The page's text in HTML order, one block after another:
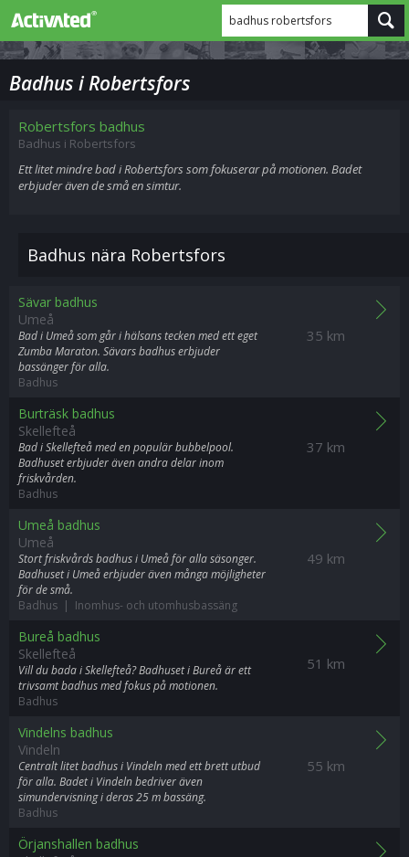
badhus robertsfors
Badhus i Robertsfors
Robertsfors badhus
Badhus i Robertsfors
Ett litet mindre bad i Robertsfors som fokuserar på motionen. Badet
erbjuder även de små en simtur.
Badhus nära Robertsfors
35 km
Sävar badhus
Umeå
Bad i Umeå som går i hälsans tecken med ett eget
Zumba Maraton. Sävars badhus erbjuder
bassänger för alla.
Badhus
37 km
Burträsk badhus
Skellefteå
Bad i Skellefteå med en populär bubbelpool.
Badhuset erbjuder även andra delar inom
friskvården.
Badhus
49 km
Umeå badhus
Umeå
Stort friskvårds badhus i Umeå för alla säsonger.
Badhuset i Umeå erbjuder även många möjligheter
för de små.
Badhus | Inomhus- och utomhusbassäng
51 km
Bureå badhus
Skellefteå
Vill du bada i Skellefteå? Badhuset i Bureå är ett
trivsamt badhus med fokus på motionen.
Badhus
55 km
Vindelns badhus
Vindeln
Centralt litet badhus i Vindeln med ett brett utbud
för alla. Badet i Vindeln bedriver även
simundervisning i deras 25 m bassäng.
Badhus
Örjanshallen badhus